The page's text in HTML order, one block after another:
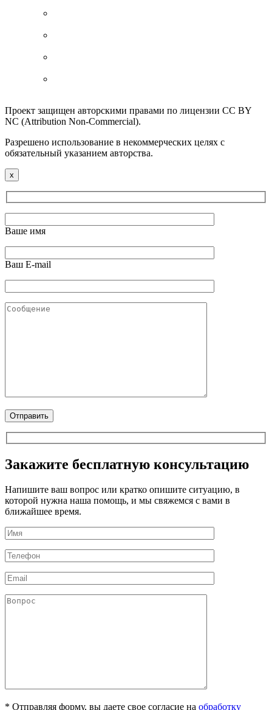
Проект защищен авторскими правами по лицензии CC BY
NC (Attribution Non-Commercial).
Разрешено использование в некоммерческих целях с
обязательный указанием авторства.
x
Ваше имя
Ваш E-mail
Закажите бесплатную консультацию
Напишите ваш вопрос или кратко опишите ситуацию, в
которой нужна наша помощь, и мы свяжемся с вами в
ближайшее время.
* Отправляя форму, вы даете свое согласие на обработку